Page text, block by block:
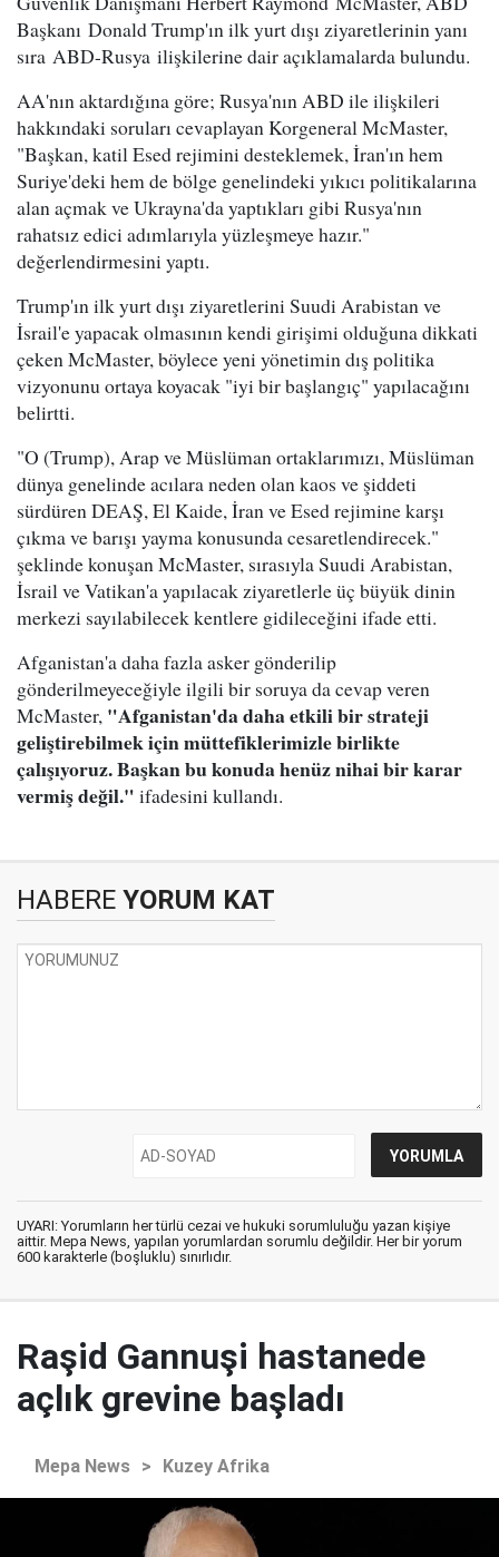
Başkanı Donald Trump'ın ilk yurt dışı ziyaretlerinin yanı
sıra ABD-Rusya ilişkilerine dair açıklamalarda bulundu.
AA'nın aktardığına göre; Rusya'nın ABD ile ilişkileri
hakkındaki soruları cevaplayan Korgeneral McMaster,
"Başkan, katil Esed rejimini desteklemek, İran'ın hem
Suriye'deki hem de bölge genelindeki yıkıcı politikalarına
alan açmak ve Ukrayna'da yaptıkları gibi Rusya'nın
rahatsız edici adımlarıyla yüzleşmeye hazır."
değerlendirmesini yaptı.
Trump'ın ilk yurt dışı ziyaretlerini Suudi Arabistan ve
İsrail'e yapacak olmasının kendi girişimi olduğuna dikkati
çeken McMaster, böylece yeni yönetimin dış politika
vizyonunu ortaya koyacak "iyi bir başlangıç" yapılacağını
belirtti.
"O (Trump), Arap ve Müslüman ortaklarımızı, Müslüman
dünya genelinde acılara neden olan kaos ve şiddeti
sürdüren DEAŞ, El Kaide, İran ve Esed rejimine karşı
çıkma ve barışı yayma konusunda cesaretlendirecek."
şeklinde konuşan McMaster, sırasıyla Suudi Arabistan,
İsrail ve Vatikan'a yapılacak ziyaretlerle üç büyük dinin
merkezi sayılabilecek kentlere gidileceğini ifade etti.
Afganistan'a daha fazla asker gönderilip
gönderilmeyeceğiyle ilgili bir soruya da cevap veren
McMaster, "Afganistan'da daha etkili bir strateji
geliştirebilmek için müttefiklerimizle birlikte
çalışıyoruz. Başkan bu konuda henüz nihai bir karar
vermiş değil." ifadesini kullandı.
HABERE YORUM KAT
UYARI: Yorumların her türlü cezai ve hukuki sorumluluğu yazan kişiye
aittir. Mepa News, yapılan yorumlardan sorumlu değildir. Her bir yorum
600 karakterle (boşluklu) sınırlıdır.
Raşid Gannuşi hastanede
açlık grevine başladı
Mepa News > Kuzey Afrika